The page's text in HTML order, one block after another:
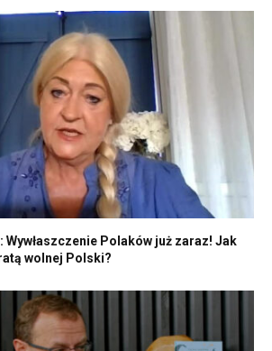
Wywłaszczenie Polaków już zaraz! Jak
wolnej Polski?